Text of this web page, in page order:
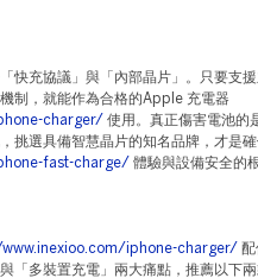
快充協議」與「內部晶片」。只要支
制，就能作為合格的Apple 充電器
charger/ 使用。真正傷害電池的
挑選具備智慧晶片的知名品牌，才是
fast-charge/ 體驗與設備安全的
iphone-charger/
「多裝置充電」兩大痛點，推薦以下